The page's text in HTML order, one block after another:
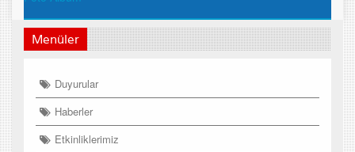
Menüler
Duyurular
Haberler
Etkinliklerimiz